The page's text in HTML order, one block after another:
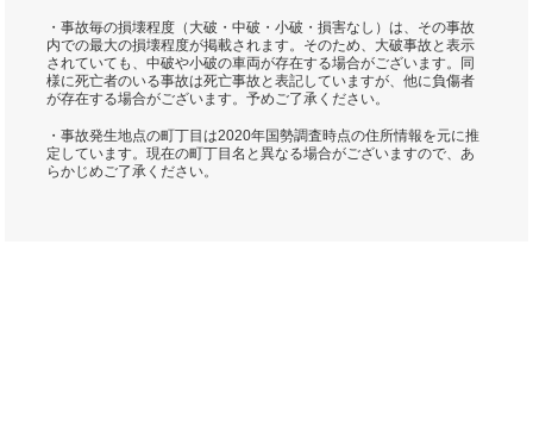
・事故毎の損壊程度（大破・中破・小破・損害なし）は、その事故
内での最大の損壊程度が掲載されます。そのため、大破事故と表示
されていても、中破や小破の車両が存在する場合がございます。同
様に死亡者のいる事故は死亡事故と表記していますが、他に負傷者
が存在する場合がございます。予めご了承ください。
・事故発生地点の町丁目は2020年国勢調査時点の住所情報を元に推
定しています。現在の町丁目名と異なる場合がございますので、あ
らかじめご了承ください。